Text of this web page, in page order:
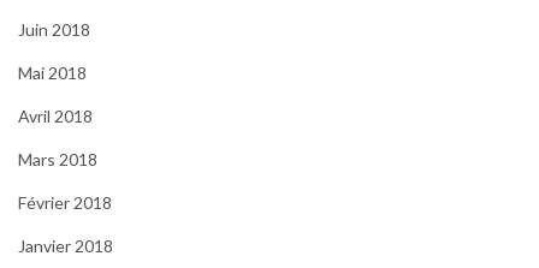
Juin 2018
Mai 2018
Avril 2018
Mars 2018
Février 2018
Janvier 2018